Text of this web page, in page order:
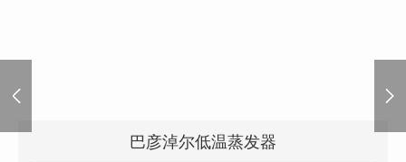
巴彦淖尔低温蒸发器